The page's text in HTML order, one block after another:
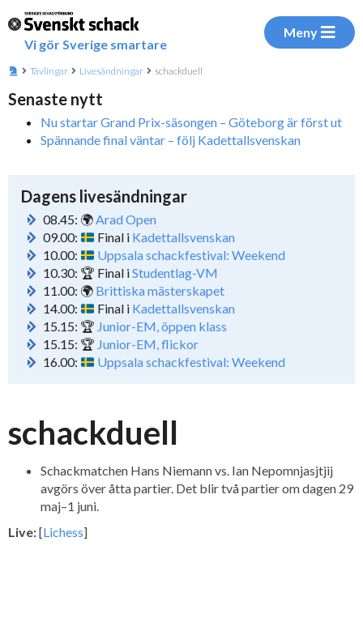
Vi gör Sverige smartare
Meny
Tävlingar Livesändningar schackduell
Senaste nytt
Nu startar Grand Prix-säsongen – Göteborg är först ut
Spännande final väntar – följ Kadettallsvenskan
Dagens livesändningar
08.45: 🌍Arad Open
09.00:
Final i Kadettallsvenskan
10.00:
Uppsala schackfestival: Weekend
10.30: 🏆 Final iStudentlag-VM
11.00: 🌍 Brittiska mästerskapet
14.00:
Final i Kadettallsvenskan
15.15: 🏆 Junior-EM, öppen klass
15.15: 🏆 Junior-EM, flickor
16.00:
Uppsala schackfestival: Weekend
schackduell
Schackmatchen Hans Niemann vs. Ian Nepomnjasjtjij
avgörs över åtta partier. Det blir två partier om dagen 29
maj–1 juni.
Live:[Lichess]